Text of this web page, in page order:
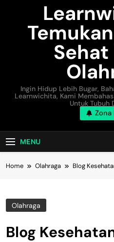
Ingin Hidup Lebih Bugar,
Learnwichita, Kami
Untuk Tubuh
Zona
MENU
Home Olahraga Blog
Olahraga
Blog